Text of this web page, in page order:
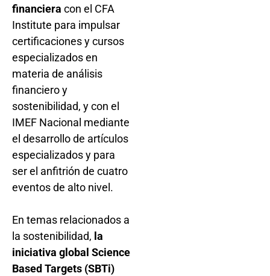
financiera con el CFA
Institute para impulsar
certificaciones y cursos
especializados en
materia de análisis
financiero y
sostenibilidad, y con el
IMEF Nacional mediante
el desarrollo de artículos
especializados y para
ser el anfitrión de cuatro
eventos de alto nivel.
En temas relacionados a
la sostenibilidad, la
iniciativa global Science
Based Targets (SBTi)